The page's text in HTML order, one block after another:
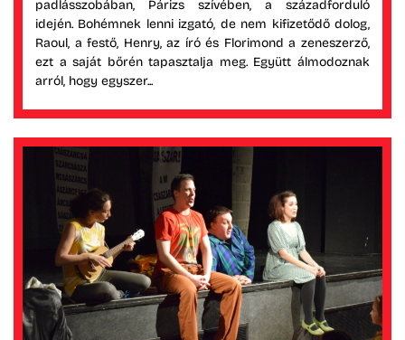
padlásszobában, Párizs szívében, a századforduló
idején. Bohémnek lenni izgató, de nem kifizetődő dolog,
Raoul, a festő, Henry, az író és Florimond a zeneszerző,
ezt a saját bőrén tapasztalja meg. Együtt álmodoznak
arról, hogy egyszer...